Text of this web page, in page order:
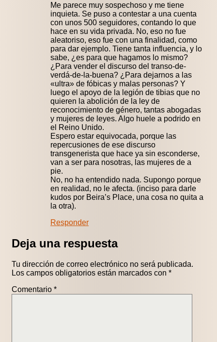
Me parece muy sospechoso y me tiene
inquieta. Se puso a contestar a una cuenta
con unos 500 seguidores, contando lo que
hace en su vida privada. No, eso no fue
aleatoriso, eso fue con una finalidad, como
para dar ejemplo. Tiene tanta influencia, y lo
sabe, ¿es para que hagamos lo mismo?
¿Para vender el discurso del transo-de-
verdá-de-la-buena? ¿Para dejarnos a las
«ultra» de fóbicas y malas personas? Y
luego el apoyo de la legión de tibias que no
quieren la abolición de la ley de
reconocimiento de género, tantas abogadas
y mujeres de leyes. Algo huele a podrido en
el Reino Unido.
Espero estar equivocada, porque las
repercusiones de ese discurso
transgenerista que hace ya sin esconderse,
van a ser para nosotras, las mujeres de a
pie.
No, no ha entendido nada. Supongo porque
en realidad, no le afecta. (inciso para darle
kudos por Beira’s Place, una cosa no quita a
la otra).
Responder
Deja una respuesta
Tu dirección de correo electrónico no será publicada.
Los campos obligatorios están marcados con *
Comentario *